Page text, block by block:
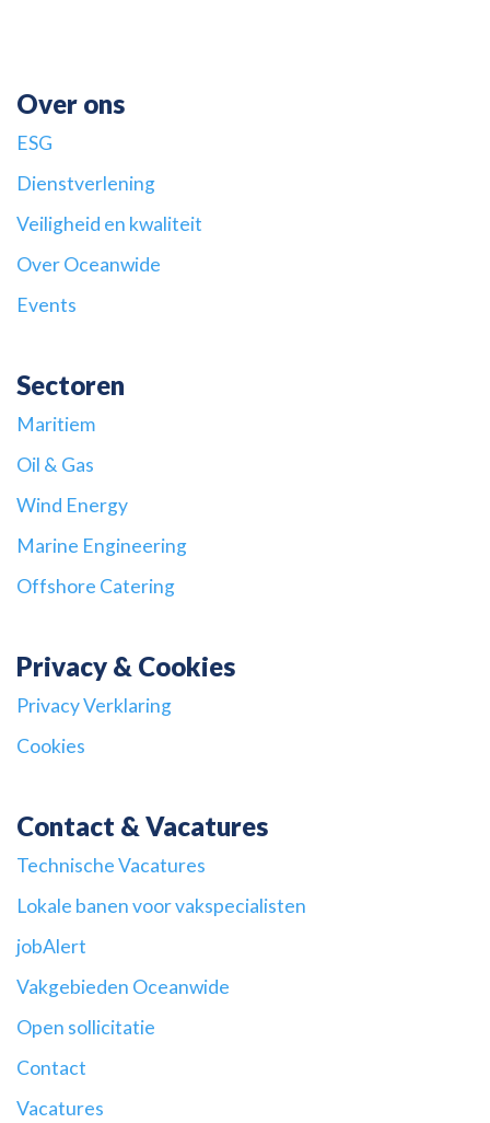
Over ons
ESG
Dienstverlening
Veiligheid en kwaliteit
Over Oceanwide
Events
Sectoren
Maritiem
Oil & Gas
Wind Energy
Marine Engineering
Offshore Catering
Privacy & Cookies
Privacy Verklaring
Cookies
Contact & Vacatures
Technische Vacatures
Lokale banen voor vakspecialisten
jobAlert
Vakgebieden Oceanwide
Open sollicitatie
Contact
Vacatures